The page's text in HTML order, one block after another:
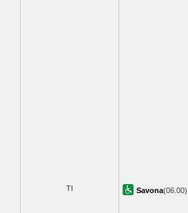
TI Savona(06.00)